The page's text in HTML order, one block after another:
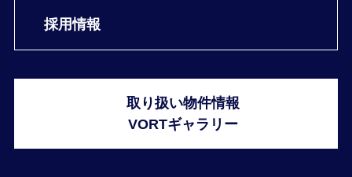
採用情報
取り扱い物件情報
VORTギャラリー